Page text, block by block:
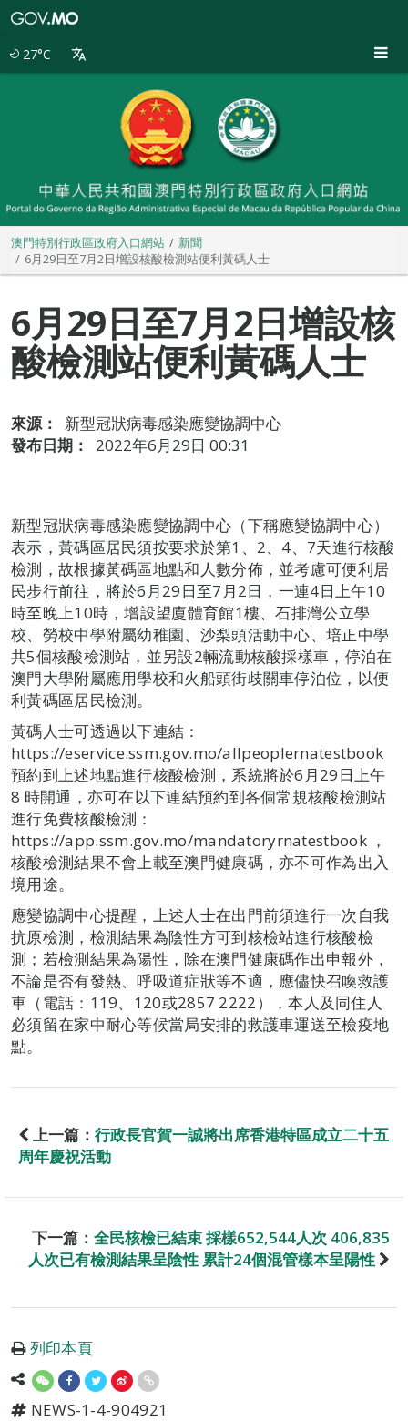
27°C
澳門特別行政區政府入口網站
新聞
6月29日至7月2日增設核酸檢測站便利黃碼人士
6月29日至7月2日增設核
酸檢測站便利黃碼人士
來源：
新型冠狀病毒感染應變協調中心
發布日期：
2022年6月29日 00:31
新型冠狀病毒感染應變協調中心（下稱應變協調中心）
表示，黃碼區居民須按要求於第1、2、4、7天進行核酸
檢測，故根據黃碼區地點和人數分佈，並考慮可便利居
民步行前往，將於6月29日至7月2日，一連4日上午10
時至晚上10時，增設望廈體育館1樓、石排灣公立學
校、勞校中學附屬幼稚園、沙梨頭活動中心、培正中學
共5個核酸檢測站，並另設2輛流動核酸採樣車，停泊在
澳門大學附屬應用學校和火船頭街歧關車停泊位，以便
利黃碼區居民檢測。
黃碼人士可透過以下連結：
https://eservice.ssm.gov.mo/allpeoplernatestbook
預約到上述地點進行核酸檢測，系統將於6月29日上午
8 時開通，亦可在以下連結預約到各個常規核酸檢測站
進行免費核酸檢測：
https://app.ssm.gov.mo/mandatoryrnatestbook ，
核酸檢測結果不會上載至澳門健康碼，亦不可作為出入
境用途。
應變協調中心提醒，上述人士在出門前須進行一次自我
抗原檢測，檢測結果為陰性方可到核檢站進行核酸檢
測；若檢測結果為陽性，除在澳門健康碼作出申報外，
不論是否有發熱、呼吸道症狀等不適，應儘快召喚救護
車（電話：119、120或2857 2222），本人及同住人
必須留在家中耐心等候當局安排的救護車運送至檢疫地
點。
上一篇： 行政長官賀一誠將出席香港特區成立二十五
周年慶祝活動
下一篇： 全民核檢已結束 採樣652,544人次 406,835
人次已有檢測結果呈陰性 累計24個混管樣本呈陽性
列印本頁
NEWS-1-4-904921